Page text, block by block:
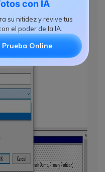
con IA
su nitidez y revive tus
el poder de la IA.
Prueba Online